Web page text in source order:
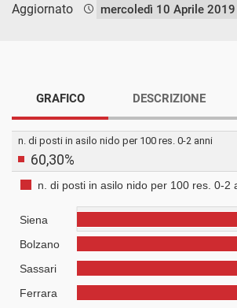
Aggiornato mercoledì 10 Aprile 2019
GRAFICO DESCRIZIONE